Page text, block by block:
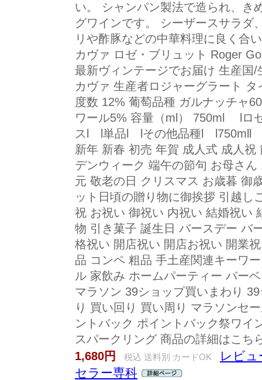
い。 シャンパン製法で造られ、き
グワインです。 シーザースサラダ
リや酢豚などの中華料理に良く合
カヴァ ロゼ・ブリュット Roger
最新ヴィンテージでお届け 生産国
カヴァ 生産者ロジャーグラート
度数 12% 葡萄品種 ガルナッチャ
ワール5% 容量（ml） 750ml l
スl l単品l lその他品種l l750mll
新年 新春 初売 年賀 成人式 成人
デンウィーク 端午の節句 お母さ
元 敬老の日 クリスマス お歳暮 御
ット日頃の贈り物に御挨拶 引越し
祝 お祝い 御祝い 内祝い 結婚祝い
物 引き菓子 誕生日 バースデー バ
格祝い 開店祝い 開店お祝い 開業
品 コンペ 粗品 手土産関連キーワ
ル 家飲み ホームパーティー バー
マラソン 39ショップ買いまわり
り 買い回り 買い周り マラソンセ
ントバック ポイントバック祭ワイ
スパークリング 商品の詳細はこち
1,680円
税込 送料別 カードOK
レビュ
セラー専科